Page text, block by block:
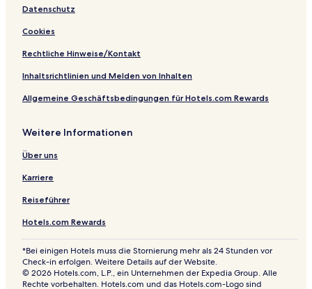
Datenschutz
Cookies
Rechtliche Hinweise/Kontakt
Inhaltsrichtlinien und Melden von Inhalten
Allgemeine Geschäftsbedingungen für Hotels.com Rewards
Weitere Informationen
Über uns
Karriere
Reiseführer
Hotels.com Rewards
*Bei einigen Hotels muss die Stornierung mehr als 24 Stunden vor
Check-in erfolgen. Weitere Details auf der Website.
© 2026 Hotels.com, L.P., ein Unternehmen der Expedia Group. Alle
Rechte vorbehalten. Hotels.com und das Hotels.com-Logo sind